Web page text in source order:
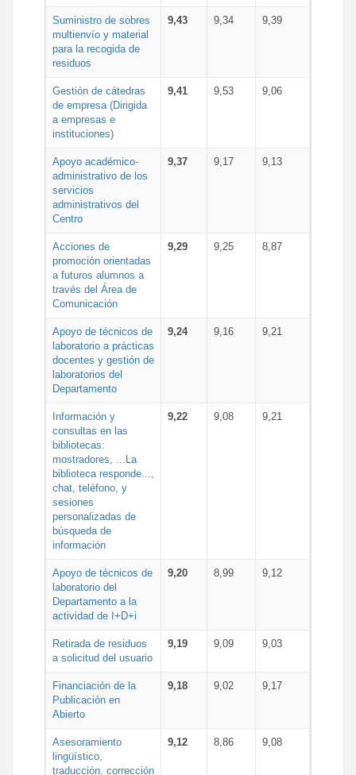
Suministro de sobres
multienvío y material
para la recogida de
residuos
9,43 9,34 9,39
Gestión de cátedras
de empresa (Dirigida
a empresas e
instituciones)
9,41 9,53 9,06
Apoyo académico-
administrativo de los
servicios
administrativos del
Centro
9,37 9,17 9,13
Acciones de
promoción orientadas
a futuros alumnos a
través del Área de
Comunicación
9,29 9,25 8,87
Apoyo de técnicos de
laboratorio a prácticas
docentes y gestión de
laboratorios del
Departamento
9,24 9,16 9,21
Información y
consultas en las
bibliotecas:
mostradores, ...La
biblioteca responde...,
chat, teléfono, y
sesiones
personalizadas de
búsqueda de
información
9,22 9,08 9,21
Apoyo de técnicos de
laboratorio del
Departamento a la
actividad de I+D+i
9,20 8,99 9,12
Retirada de residuos
a solicitud del usuario
9,19 9,09 9,03
Financiación de la
Publicación en
Abierto
9,18 9,02 9,17
Asesoramiento
lingüístico,
traducción, corrección
9,12 8,86 9,08